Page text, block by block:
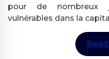
pour de nombreux
vulnérables dans la